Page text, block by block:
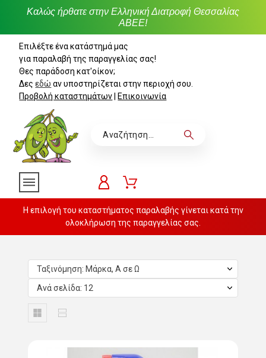
Καλώς ήρθατε στην Ελληνική Διατροφή Θεσσαλίας
ΑΒΕΕ!
Επιλέξτε ένα κατάστημά μας
για παραλαβή της παραγγελίας σας!
Θες παράδοση κατ'οίκον;
Δεςεδώ αν υποστηρίζεται στην περιοχή σου.
Προβολή καταστημάτων
Επικοινωνία
Η επιλογή του καταστήματος παραλαβής γίνεται κατά την
ολοκλήρωση της παραγγελίας σας.
Ταξινόμηση: Μάρκα, Α σε Ω
Ανά σελίδα: 12